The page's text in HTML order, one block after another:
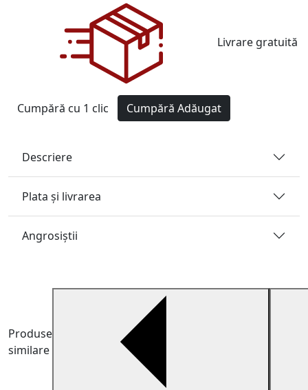
Livrare gratuită
Cumpără cu 1 clic Cumpără Adăugat
Descriere
Plata și livrarea
Angrosiştii
Produse
similare